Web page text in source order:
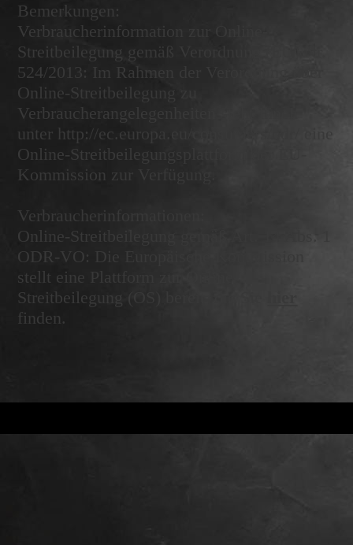
Bemerkungen:
Verbraucherinformation zur Online-
Streitbeilegung gemäß Verordnung (EU) Nr.
524/2013: Im Rahmen der Verordnung über
Online-Streitbeilegung zu
Verbraucherangelegenheiten steht Ihnen
unter http://ec.europa.eu/consumers/odr/ eine
Online-Streitbeilegungsplattform der EU-
Kommission zur Verfügung.
Verbraucherinformationen:
Online-Streitbeilegung gemäß Art. 14 Abs. 1
ODR-VO: Die Europäische Kommission
stellt eine Plattform zur Online-
Streitbeilegung (OS) bereit, die Sie
finden.